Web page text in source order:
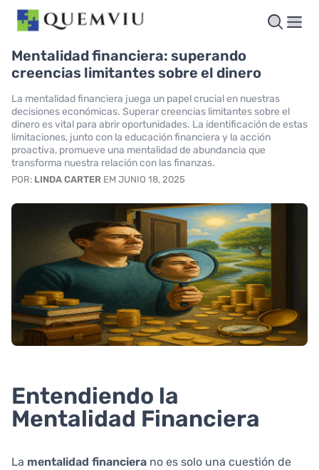
Mentalidad financiera: superando
creencias limitantes sobre el dinero
La mentalidad financiera juega un papel crucial en nuestras
decisiones económicas. Superar creencias limitantes sobre el
dinero es vital para abrir oportunidades. La identificación de estas
limitaciones, junto con la educación financiera y la acción
proactiva, promueve una mentalidad de abundancia que
transforma nuestra relación con las finanzas.
POR: LINDA CARTER EM JUNIO 18, 2025
Entendiendo la
Mentalidad Financiera
La mentalidad financiera no es solo una cuestión de